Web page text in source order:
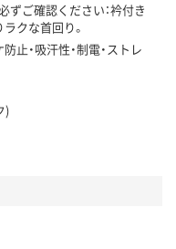
ご確認ください：衿付き
クな首回り。
止・吸汗性・制電・ストレ
)